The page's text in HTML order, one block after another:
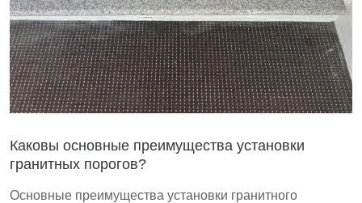
Каковы основные преимущества установки
гранитных порогов?
Основные преимущества установки гранитного